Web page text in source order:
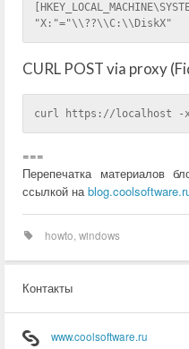
"X:"="\\??\\C:\\DiskX"
CURL POST via proxy
curl https://localhost -x
===
Перепечатка материалов
ссылкой на
howto windows
Контакты
www.coolsoftware.ru